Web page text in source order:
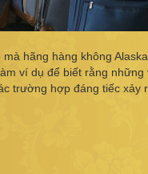
hãng hàng không
ví dụ để biết rằng
trường hợp đáng tiếc xảy